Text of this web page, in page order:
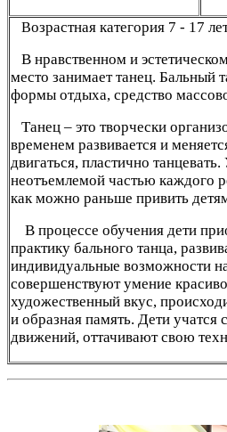
Возрастная категория 7 - 17
В нравственном и
место занимает танец. Бальный
формы отдыха, средство
Танец – это творчески
временем развивается и
двигаться, пластично
неотъемлемой частью каждого
как можно раньше привить
В процессе обучения дети
практику бального танца,
индивидуальные возможности
совершенствуют умение
художественный вкус,
и образная память. Дети учатся
движений, оттачивают свою